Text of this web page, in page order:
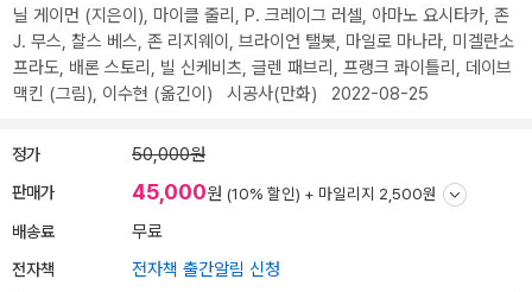
닐 게이먼 (지은이), 마이클 줄리 , P. 크레이그 러셀, 아마노 요시타카, 존
J. 무스, 찰스 베스, 존 리지웨이 , 브라이언 탤봇, 마일로 마나라, 미겔란소
프라도, 배론 스토리 , 빌 신케비츠, 글렌 패브리 , 프랭크 콰이틀리 , 데이브
맥킨 (그림), 이수현 (옮긴이) 시공사(만화) 2022-08-25
정가 50,000원
판매가 45,000원 (10% 할인) + 마일리지 2,500원
배송료 무료
전자책 전자책 출간알림 신청